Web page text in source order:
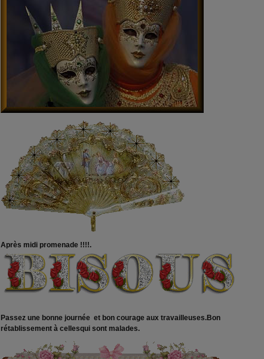
Après midi promenade !!!!.
Passez une bonne journée et bon courage aux travailleuses.Bon
rétablissement à cellesqui sont malades.